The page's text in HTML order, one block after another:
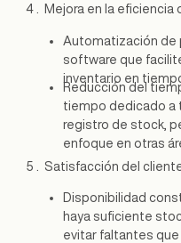
Mejora en la eficiencia
Automatización de
software que
inventario en tiempo
Reducción del
tiempo dedicado a
registro de stock,
enfoque en otras
Satisfacción del
Disponibilidad
haya suficiente
evitar faltantes